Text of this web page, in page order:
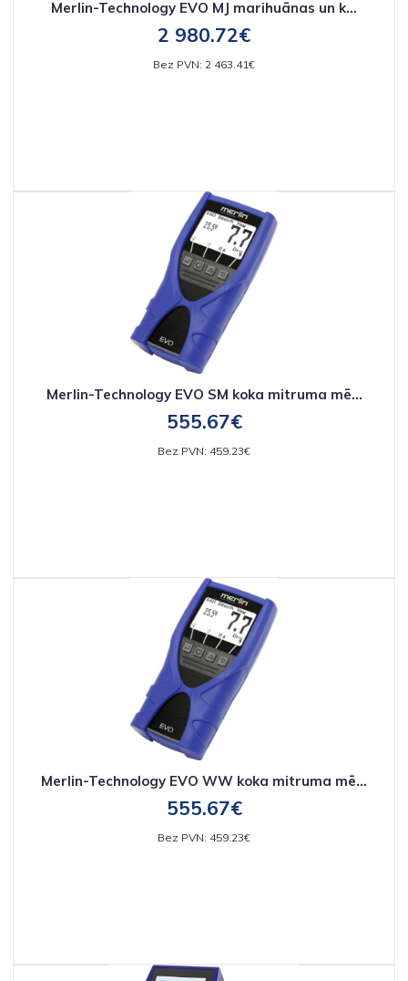
Merlin-Technology EVO MJ marihuānas un k...
2 980.72€
Bez PVN: 2 463.41€
Merlin-Technology EVO SM koka mitruma mē...
555.67€
Bez PVN: 459.23€
Merlin-Technology EVO WW koka mitruma mē...
555.67€
Bez PVN: 459.23€